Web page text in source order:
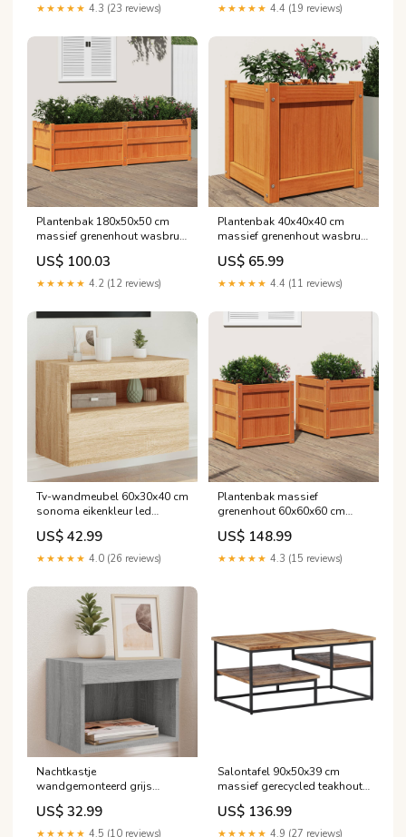
★★★★★ 4.3 (23 reviews) ★★★★★ 4.4 (19 reviews)
Plantenbak 180x50x50 cm
massief grenenhout wasbruin
robuust
US$ 100.03
★★★★★ 4.2 (12 reviews)
Plantenbak 40x40x40 cm
massief grenenhout wasbruin
hobbyisten
US$ 65.99
★★★★★ 4.4 (11 reviews)
Tv-wandmeubel 60x30x40 cm
sonoma eikenkleur led
Upsell_rvs_schroeven_set
US$ 42.99
★★★★★ 4.0 (26 reviews)
Plantenbak massief
grenenhout 60x60x60 cm
wasbruin 2 stuks
hoogteverstelbaar
US$ 148.99
★★★★★ 4.3 (15 reviews)
Nachtkastje
wandgemonteerd grijs
sonoma eiken 40x30x30 cm
294270_nl
US$ 32.99
★★★★★ 4.5 (10 reviews)
Salontafel 90x50x39 cm
massief gerecycled teakhout
speelgoed & spellen >
speelgoed > bouwspeelgoed
> houten blokken
US$ 136.99
★★★★★ 4.9 (27 reviews)